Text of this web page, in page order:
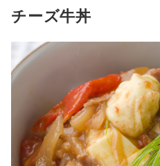
チーズ牛丼